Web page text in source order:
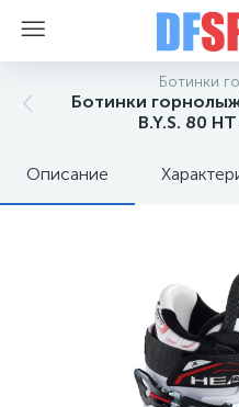
Ботинки
Ботинки
B.Y.S. 80
Описание